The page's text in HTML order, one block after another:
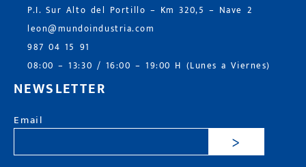
P.I. Sur Alto del Portillo – Km 320,5 – Nave 2
leon@mundoindustria.com
987 04 15 91
08:00 – 13:30 / 16:00 – 19:00 H (Lunes a Viernes)
NEWSLETTER
Email
>